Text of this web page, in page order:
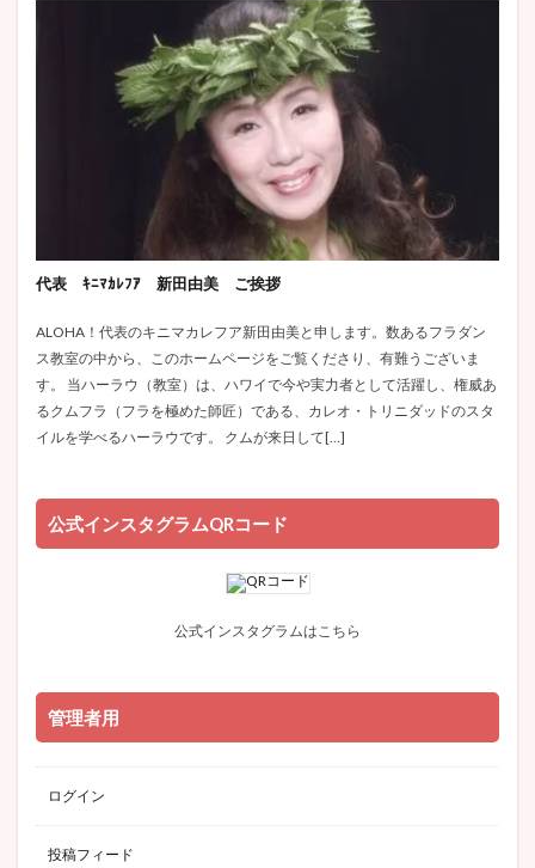
代表 ｷﾆﾏｶﾚﾌｱ 新田由美 ご挨拶
ALOHA！代表のキニマカレフア新田由美と申します。数あるフラダン
ス教室の中から、このホームページをご覧くださり、有難うございま
す。 当ハーラウ（教室）は、ハワイで今や実力者として活躍し、権威あ
るクムフラ（フラを極めた師匠）である、カレオ・トリニダッドのスタ
イルを学べるハーラウです。 クムが来日して[…]
公式インスタグラムQRコード
公式インスタグラムはこちら
管理者用
ログイン
投稿フィード